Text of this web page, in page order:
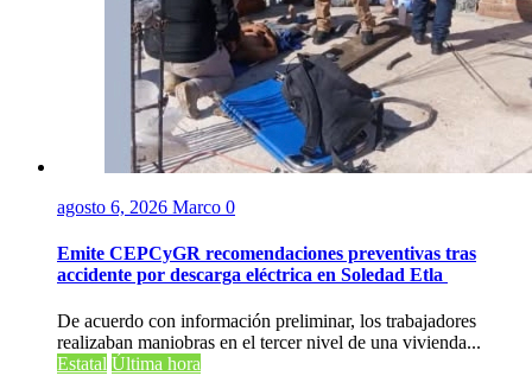
agosto 6, 2026 Marco 0
Emite CEPCyGR recomendaciones preventivas tras
accidente por descarga eléctrica en Soledad Etla
De acuerdo con información preliminar, los trabajadores
realizaban maniobras en el tercer nivel de una vivienda...
Estatal Última hora